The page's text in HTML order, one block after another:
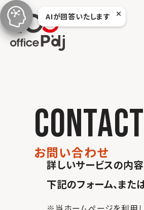
本
文
へ
contact
お問い合わせ
詳しいサービスの内容
下記のフォーム、また
AIが回答いたします